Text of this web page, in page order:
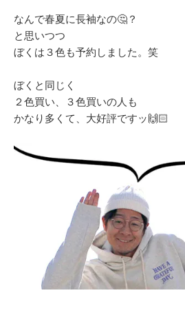
なんで春夏に長袖なの🤔？
と思いつつ
ぼくは３色も予約しました。笑
ぼくと同じく
２色買い、３色買いの人も
かなり多くて、大好評ですッ🙌🏻